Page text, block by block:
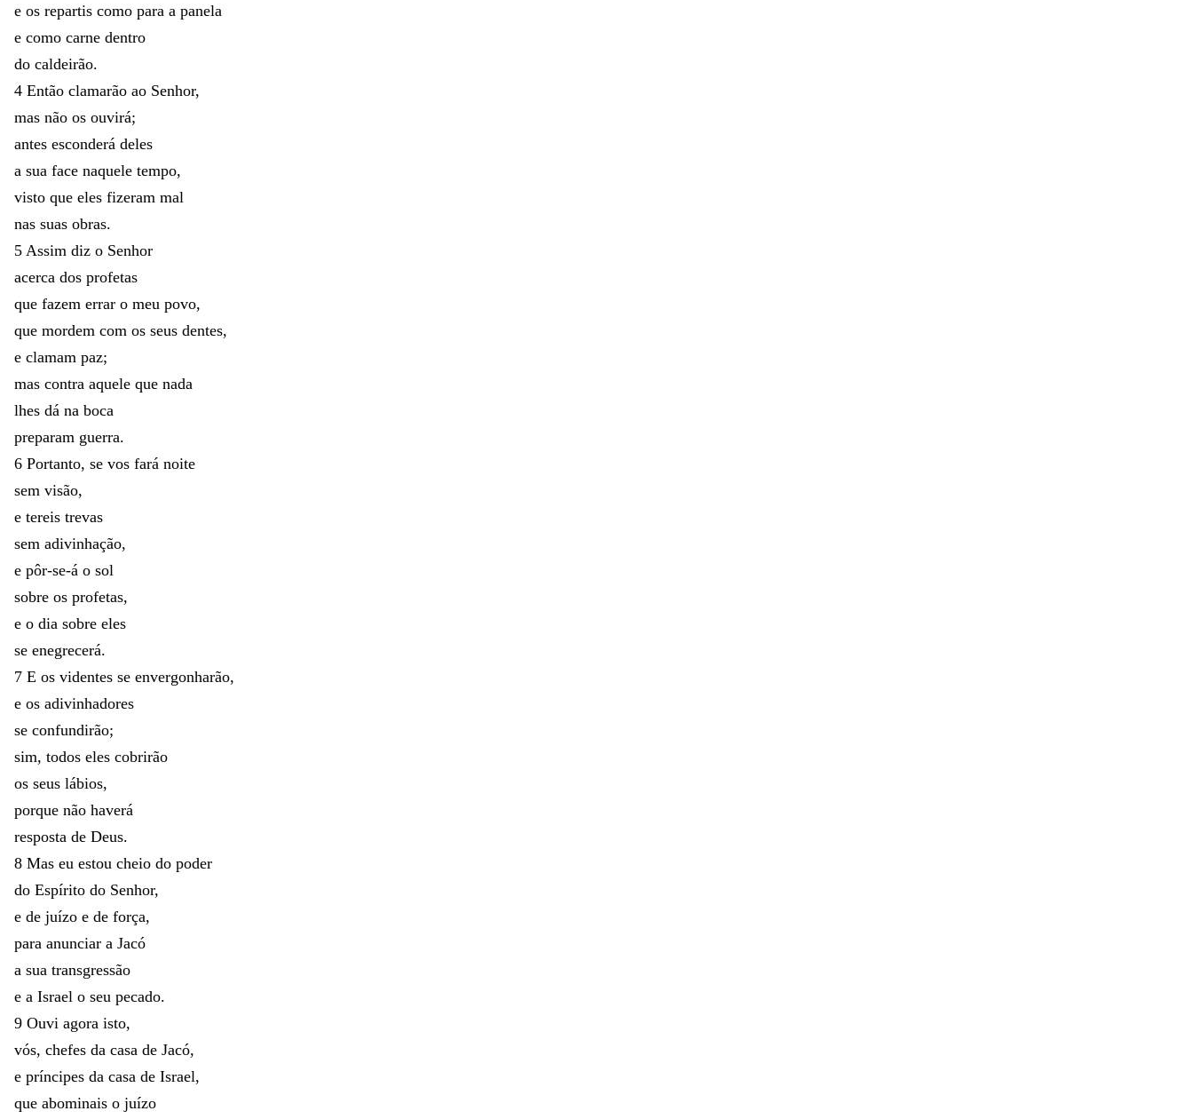
e os repartis como para a panela
e como carne dentro
do caldeirão.
4 Então clamarão ao Senhor,
mas não os ouvirá;
antes esconderá deles
a sua face naquele tempo,
visto que eles fizeram mal
nas suas obras.
5 Assim diz o Senhor
acerca dos profetas
que fazem errar o meu povo,
que mordem com os seus dentes,
e clamam paz;
mas contra aquele que nada
lhes dá na boca
preparam guerra.
6 Portanto, se vos fará noite
sem visão,
e tereis trevas
sem adivinhação,
e pôr-se-á o sol
sobre os profetas,
e o dia sobre eles
se enegrecerá.
7 E os videntes se envergonharão,
e os adivinhadores
se confundirão;
sim, todos eles cobrirão
os seus lábios,
porque não haverá
resposta de Deus.
8 Mas eu estou cheio do poder
do Espírito do Senhor,
e de juízo e de força,
para anunciar a Jacó
a sua transgressão
e a Israel o seu pecado.
9 Ouvi agora isto,
vós, chefes da casa de Jacó,
e príncipes da casa de Israel,
que abominais o juízo